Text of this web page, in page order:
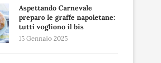
Aspettando Carnevale
preparo le graffe napoletane:
tutti vogliono il bis
15 Gennaio 2025